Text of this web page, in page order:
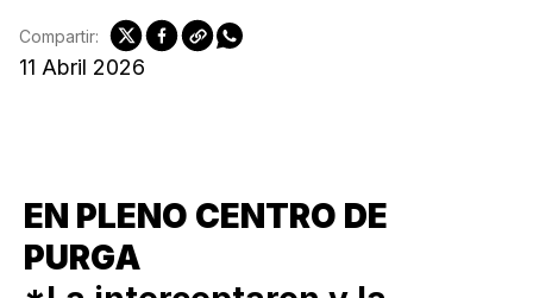
11 Abril 2026
Compartir:
EN PLENO CENTRO DE
PURGA